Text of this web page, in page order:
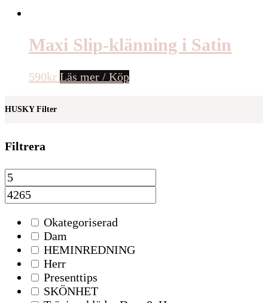
Maxi Slip-klänning i Satin
590kr Läs mer / Köp
HUSKY Filter
Filtrera
Okategoriserad
Dam
HEMINREDNING
Herr
Presenttips
SKÖNHET